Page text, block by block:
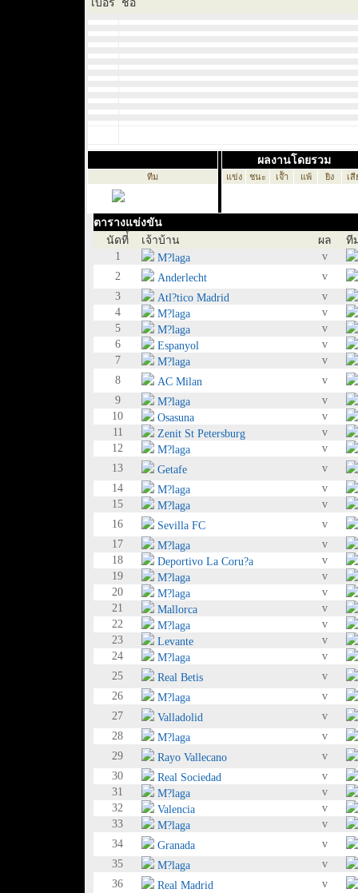
เบอร์ ชื่อ
ผลงานโดยรวม
ทีม แข่ง ชนะ เจ๊้า แพ้ ยิง เสี
ตารางแข่งขัน
นัดที่์่
เจ้าบ้าน ผล
ที
1
M?laga
v
2
Anderlecht
v
3
Atl?tico Madrid
v
4
M?laga
v
5
M?laga
v
6
Espanyol
v
7
M?laga
v
8
AC Milan
v
9
M?laga
v
10
Osasuna
v
11
Zenit St Petersburg
v
12
M?laga
v
13
Getafe
v
14
M?laga
v
15
M?laga
v
16
Sevilla FC
v
17
M?laga
v
18
Deportivo La Coru?a
v
19
M?laga
v
20
M?laga
v
21
Mallorca
v
22
M?laga
v
23
Levante
v
24
M?laga
v
25
Real Betis
v
26
M?laga
v
27
Valladolid
v
28
M?laga
v
29
Rayo Vallecano
v
30
Real Sociedad
v
31
M?laga
v
32
Valencia
v
33
M?laga
v
34
Granada
v
35
M?laga
v
36
Real Madrid
v